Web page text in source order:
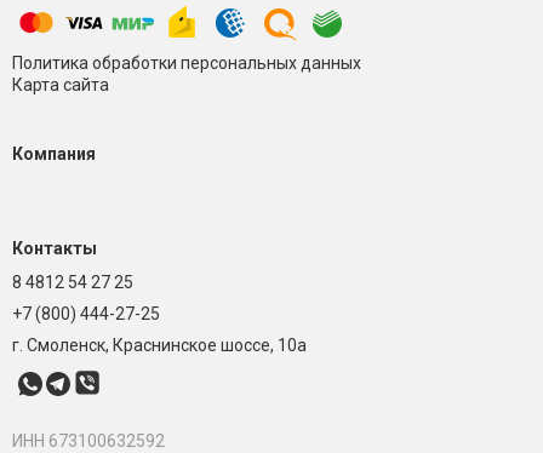
Политика обработки персональных данных
Карта сайта
Компания
Контакты
8 4812 54 27 25
+7 (800) 444-27-25
г. Смоленск, Краснинское шоссе, 10а
ИНН 673100632592